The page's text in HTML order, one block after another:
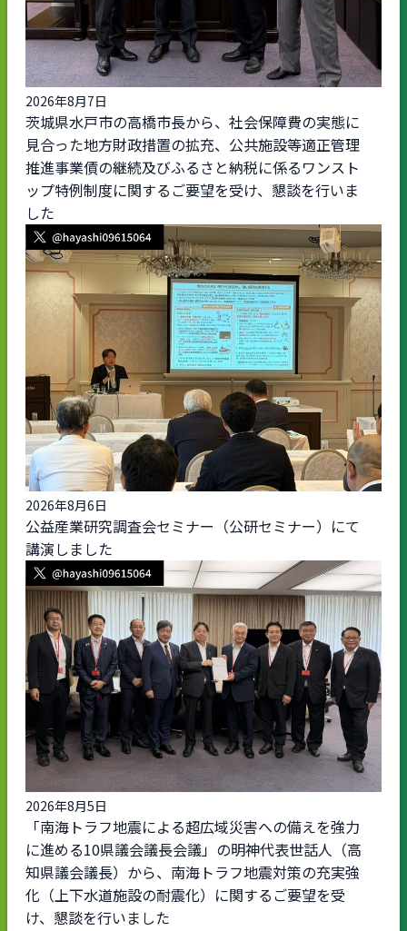
2026年8月7日
茨城県水戸市の高橋市長から、社会保障費の実態に
見合った地方財政措置の拡充、公共施設等適正管理
推進事業債の継続及びふるさと納税に係るワンスト
ップ特例制度に関するご要望を受け、懇談を行いま
した
2026年8月6日
公益産業研究調査会セミナー（公研セミナー）にて
講演しました
2026年8月5日
「南海トラフ地震による超広域災害への備えを強力
に進める10県議会議長会議」の明神代表世話人（高
知県議会議長）から、南海トラフ地震対策の充実強
化（上下水道施設の耐震化）に関するご要望を受
け、懇談を行いました